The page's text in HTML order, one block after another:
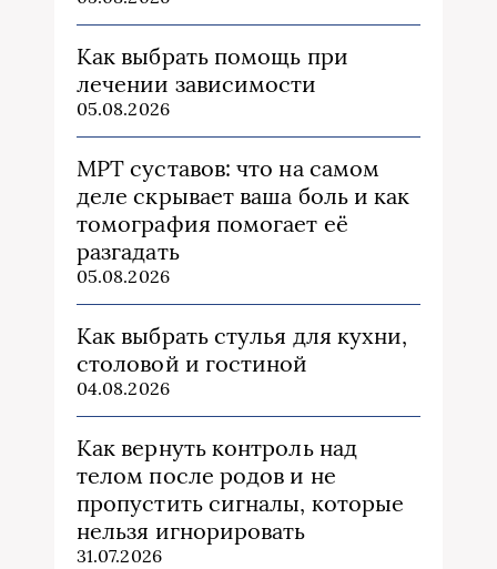
Как выбрать помощь при
лечении зависимости
05.08.2026
МРТ суставов: что на самом
деле скрывает ваша боль и как
томография помогает её
разгадать
05.08.2026
Как выбрать стулья для кухни,
столовой и гостиной
04.08.2026
Как вернуть контроль над
телом после родов и не
пропустить сигналы, которые
нельзя игнорировать
31.07.2026